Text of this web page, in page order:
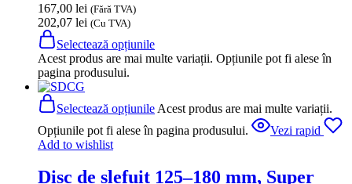
167,00 lei (Fără TVA)
202,07 lei (Cu TVA)
Selectează opțiunile
Acest produs are mai multe variații. Opțiunile pot fi alese în
pagina produsului.
Selectează opțiunile Acest produs are mai multe variații.
Opțiunile pot fi alese în pagina produsului.
Vezi rapid
Add to wishlist
Disc de slefuit 125–180 mm, Super